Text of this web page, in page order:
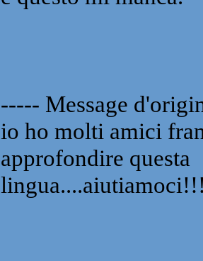
----- Message
io ho molti amici
approfondire questa